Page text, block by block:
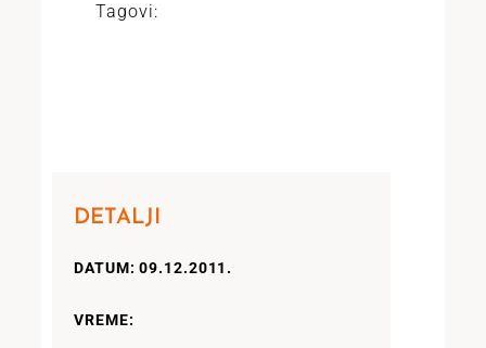
Tagovi:
DETALJI
DATUM: 09.12.2011.
VREME: